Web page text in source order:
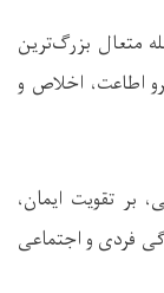
متعال بزرگ‌ترین
اطاعت، اخلاص و
بر تقویت ایمان،
فردی و اجتماعی